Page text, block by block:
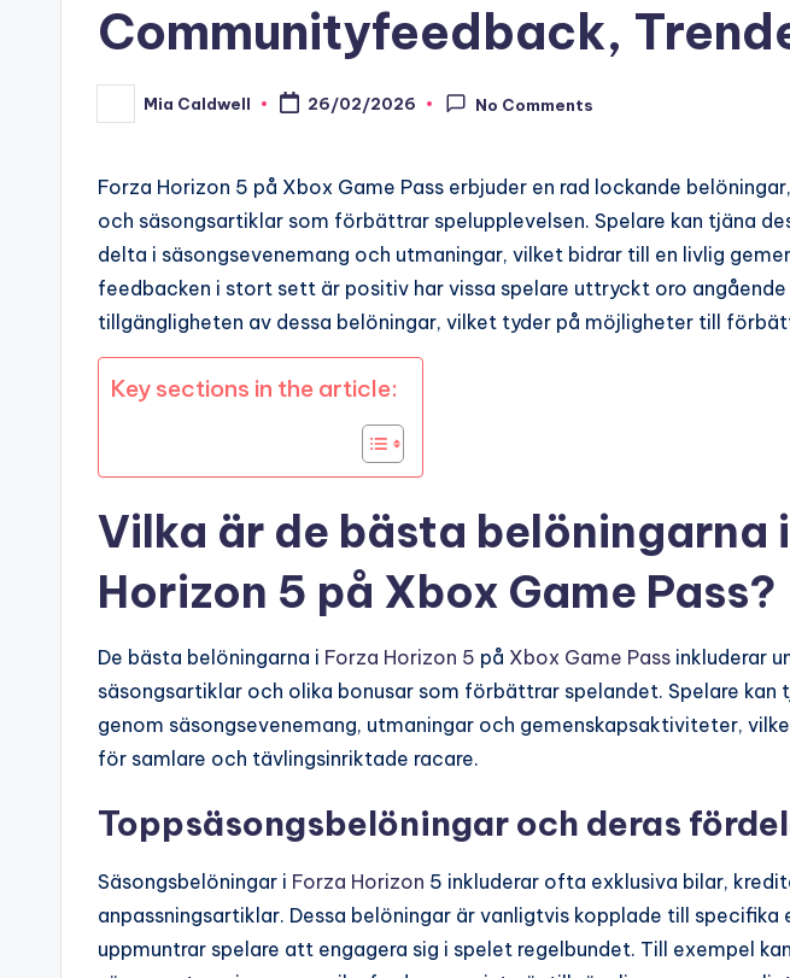
Communityfeedback,
Posted
by
Mia Caldwell 26/02/2026 No Comments
Forza Horizon 5 på Xbox Game Pass erbjuder en rad lockande
och säsongsartiklar som förbättrar spelupplevelsen. Spelare kan tjäna
delta i säsongsevenemang och utmaningar, vilket bidrar till en livlig
feedbacken i stort sett är positiv har vissa spelare uttryckt oro angående
tillgängligheten av dessa belöningar, vilket tyder på möjligheter till
Key sections in the article:
Vilka är de bästa belöningarna
Horizon 5 på Xbox Game Pass?
De bästa belöningarna i Forza Horizon 5 på Xbox Game Pass inkluderar
säsongsartiklar och olika bonusar som förbättrar spelandet. Spelare kan
genom säsongsevenemang, utmaningar och gemenskapsaktiviteter,
för samlare och tävlingsinriktade racare.
Toppsäsongsbelöningar och deras
Säsongsbelöningar i Forza Horizon 5 inkluderar ofta exklusiva bilar,
anpassningsartiklar. Dessa belöningar är vanligtvis kopplade till specifika
uppmuntrar spelare att engagera sig i spelet regelbundet. Till exempel